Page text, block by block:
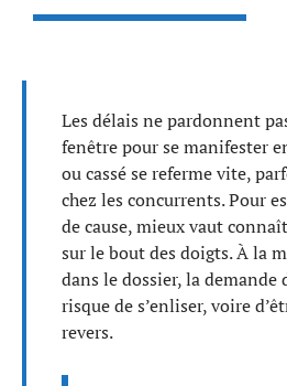
Les délais ne pardonnent
fenêtre pour se manifester
ou cassé se referme vite,
chez les concurrents. Pour
de cause, mieux vaut
sur le bout des doigts. À la
dans le dossier, la
risque de s’enliser, voire
revers.